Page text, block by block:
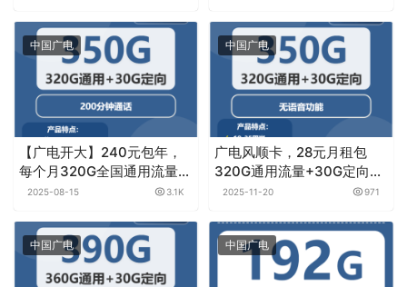
中国广电
【广电开大】240元包年，
每个月320G全国通用流量
+30定向流量+200分钟通
2025-08-15 3.1K
中国广电
广电风顺卡，28元月租包
320G通用流量+30G定向流
量+无语音功能
2025-11-20 971
中国广电 中国广电